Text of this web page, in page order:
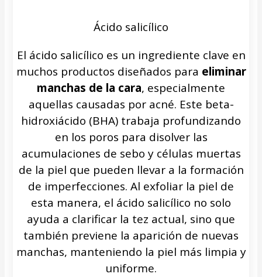
Ácido salicílico
El ácido salicílico es un ingrediente clave en
muchos productos diseñados para eliminar
manchas de la cara, especialmente
aquellas causadas por acné. Este beta-
hidroxiácido (BHA) trabaja profundizando
en los poros para disolver las
acumulaciones de sebo y células muertas
de la piel que pueden llevar a la formación
de imperfecciones. Al exfoliar la piel de
esta manera, el ácido salicílico no solo
ayuda a clarificar la tez actual, sino que
también previene la aparición de nuevas
manchas, manteniendo la piel más limpia y
uniforme.